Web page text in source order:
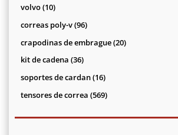
volvo 1010
productos
correas poly-v 9696
productos
crapodinas de embrague 2020
kit de cadena 3636
productos
soportes de cardan 1616
productos
tensores de correa 569569